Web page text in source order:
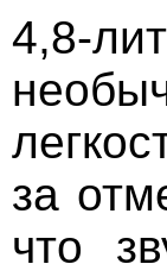
4,8-
за
что